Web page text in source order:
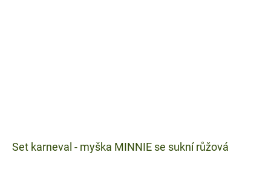
Set karneval - myška MINNIE se sukní růžová